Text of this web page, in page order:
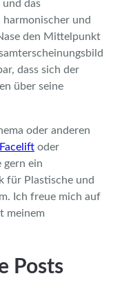
und das
und
den Mittelpunkt
dass sich der
über seine
oder anderen
Facelift oder
gern ein
für Plastische und
Ich freue mich auf
meinem
Posts